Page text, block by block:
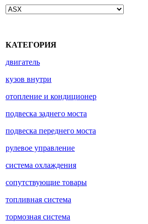
КАТЕГОРИЯ
двигатель
кузов внутри
отопление и кондиционер
подвеска заднего моста
подвеска переднего моста
рулевое управление
система охлаждения
сопутствующие товары
топливная система
тормозная система